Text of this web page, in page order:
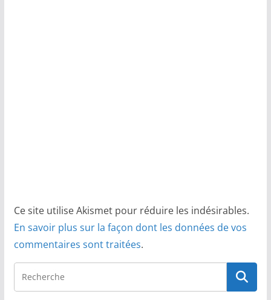
Ce site utilise Akismet pour réduire les indésirables.
En savoir plus sur la façon dont les données de vos
commentaires sont traitées.